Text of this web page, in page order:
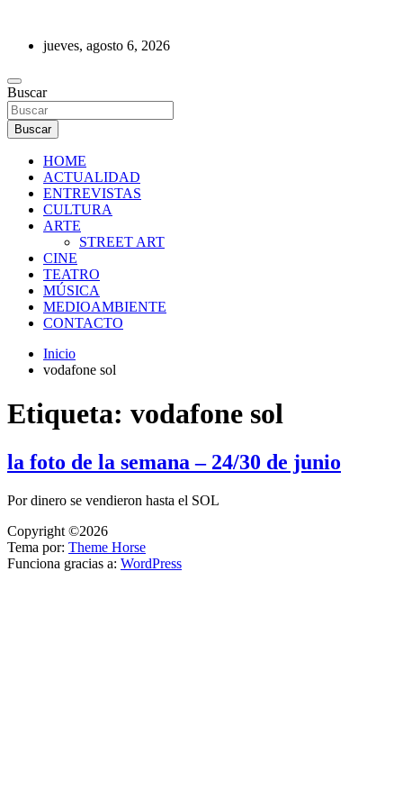
contenidojueves, agosto 6, 2026
REVISTA DE PRENSA
Buscar
Buscar
HOME
ACTUALIDAD
ENTREVISTAS
CULTURA
ARTE
STREET ART
CINE
TEATRO
MÚSICA
MEDIOAMBIENTE
CONTACTO
Inicio
vodafone sol
Etiqueta: vodafone sol
la foto de la semana – 24/30 de junio
Por dinero se vendieron hasta el SOL
Copyright ©2026
Tema por: Theme Horse
Funciona gracias a: WordPress